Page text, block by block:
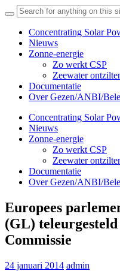
Search
for:
Concentrating Solar
Nieuws
Zonne-energie
Zo werkt CSP
Zeewater
Documentatie
Over Gezen/ANBI/
Concentrating Solar
Nieuws
Zonne-energie
Zo werkt CSP
Zeewater
Documentatie
Over Gezen/ANBI/
Europees
(GL)
Commissie
24 januari 2014 admin